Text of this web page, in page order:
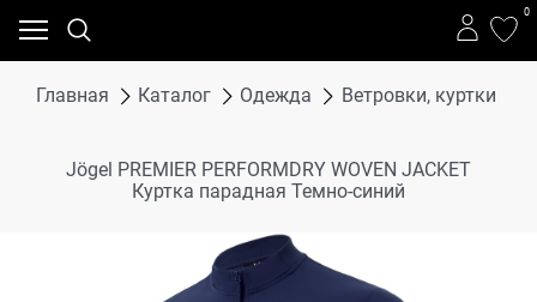
0
Главная Каталог Одежда Ветровки, куртки
Jögel PREMIER PERFORMDRY WOVEN JACKET
Куртка парадная Темно-синий